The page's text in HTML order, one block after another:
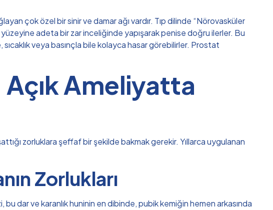
çok özel bir sinir ve damar ağı vardır. Tıp dilinde “Nörovasküler
yüzeyine adeta bir zar inceliğinde yapışarak penise doğru ilerler. Bu
veya basınçla bile kolayca hasar görebilirler. Prostat
Ameliyatta
zorluklara şeffaf bir şekilde bakmak gerekir. Yıllarca uygulanan
Zorlukları
dar ve karanlık huninin en dibinde, pubik kemiğin hemen arkasında